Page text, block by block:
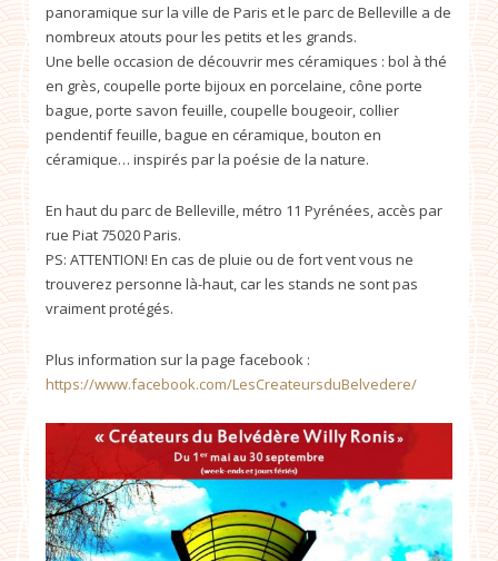
panoramique sur la ville de Paris et le parc de Belleville a de
nombreux atouts pour les petits et les grands.
Une belle occasion de découvrir mes céramiques : bol à thé
en grès, coupelle porte bijoux en porcelaine, cône porte
bague, porte savon feuille, coupelle bougeoir, collier
pendentif feuille, bague en céramique, bouton en
céramique… inspirés par la poésie de la nature.
En haut du parc de Belleville, métro 11 Pyrénées, accès par
rue Piat 75020 Paris.
PS: ATTENTION! En cas de pluie ou de fort vent vous ne
trouverez personne là-haut, car les stands ne sont pas
vraiment protégés.
Plus information sur la page facebook :
https://www.facebook.com/LesCreateursduBelvedere/